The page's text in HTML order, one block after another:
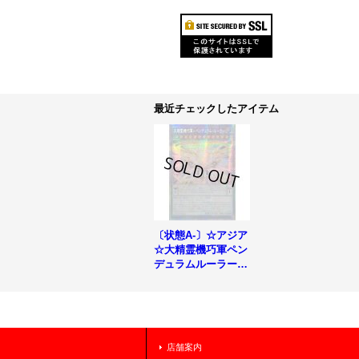
最近チェックしたアイテム
〔状態A-〕☆アジア
☆大精霊機巧軍ペン
デュラムルーラー
店舗案内